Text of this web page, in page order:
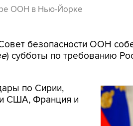
ООН в Нью-Йорке
безопасности ООН
) субботы по требованию
по Сирии,
США, Франция и